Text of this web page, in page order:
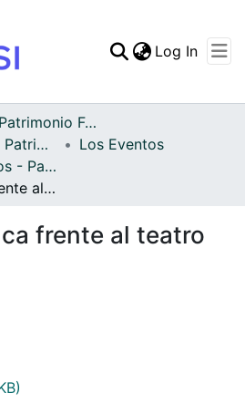
Statistics
Log In
Archivo del Patrimonio Fotográfico y Fílmico del Valle del Cauca
Fondo Archivo del Patrimonio Fotográfico y Fílmico del Valle del Cauca
Los Eventos
APFFVC - Artísticos - Patrimonial
Velada artística frente al teatro Santander
frente al teatro